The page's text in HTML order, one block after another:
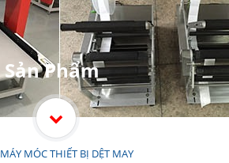
MÁY MÓC THIẾT BỊ DỆT MAY
Sản Phẩm